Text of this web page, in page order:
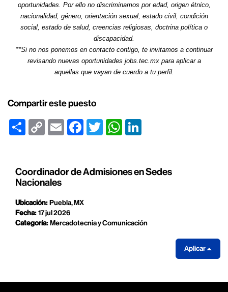
oportunidades. Por ello no discriminamos por edad, origen étnico,
nacionalidad, género, orientación sexual, estado civil, condición
social, estado de salud, creencias religiosas, doctrina política o
discapacidad.
**Si no nos ponemos en contacto contigo, te invitamos a continuar
revisando nuevas oportunidades jobs.tec.mx para aplicar a
aquellas que vayan de cuerdo a tu perfil.
Compartir este puesto
Share
Copy
Link
Email FacebookTwitter WhatsApp
Coordinador de Admisiones en Sedes
Nacionales
Ubicación:Puebla, MX
Fecha:17 jul 2026
Categoría:Mercadotecnia y Comunicación
Aplicar